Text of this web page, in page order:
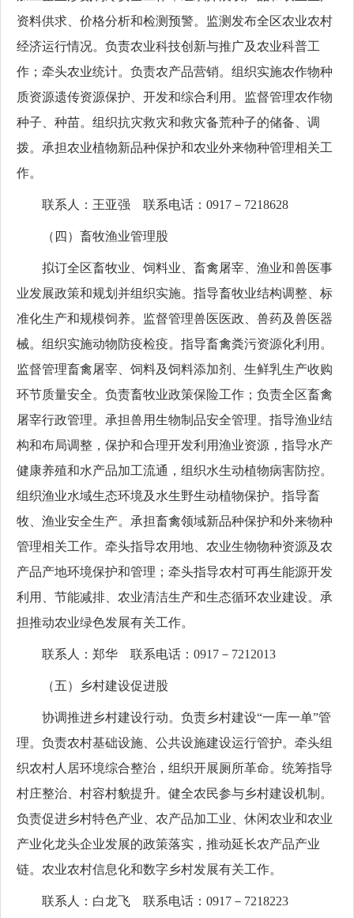
资料供求、价格分析和检测预警。监测发布全区农业农村
经济运行情况。负责农业科技创新与推广及农业科普工
作；牵头农业统计。负责农产品营销。组织实施农作物种
质资源遗传资源保护、开发和综合利用。监督管理农作物
种子、种苗。组织抗灾救灾和救灾备荒种子的储备、调
拨。承担农业植物新品种保护和农业外来物种管理相关工
作。
联系人：王亚强 联系电话：0917－7218628
（四）畜牧渔业管理股
拟订全区畜牧业、饲料业、畜禽屠宰、渔业和兽医事
业发展政策和规划并组织实施。指导畜牧业结构调整、标
准化生产和规模饲养。监督管理兽医医政、兽药及兽医器
械。组织实施动物防疫检疫。指导畜禽粪污资源化利用。
监督管理畜禽屠宰、饲料及饲料添加剂、生鲜乳生产收购
环节质量安全。负责畜牧业政策保险工作；负责全区畜禽
屠宰行政管理。承担兽用生物制品安全管理。指导渔业结
构和布局调整，保护和合理开发利用渔业资源，指导水产
健康养殖和水产品加工流通，组织水生动植物病害防控。
组织渔业水域生态环境及水生野生动植物保护。指导畜
牧、渔业安全生产。承担畜禽领域新品种保护和外来物种
管理相关工作。牵头指导农用地、农业生物物种资源及农
产品产地环境保护和管理；牵头指导农村可再生能源开发
利用、节能减排、农业清洁生产和生态循环农业建设。承
担推动农业绿色发展有关工作。
联系人：郑华 联系电话：0917－7212013
（五）乡村建设促进股
协调推进乡村建设行动。负责乡村建设“一库一单”管
理。负责农村基础设施、公共设施建设运行管护。牵头组
织农村人居环境综合整治，组织开展厕所革命。统筹指导
村庄整治、村容村貌提升。健全农民参与乡村建设机制。
负责促进乡村特色产业、农产品加工业、休闲农业和农业
产业化龙头企业发展的政策落实，推动延长农产品产业
链。农业农村信息化和数字乡村发展有关工作。
联系人：白龙飞 联系电话：0917－7218223